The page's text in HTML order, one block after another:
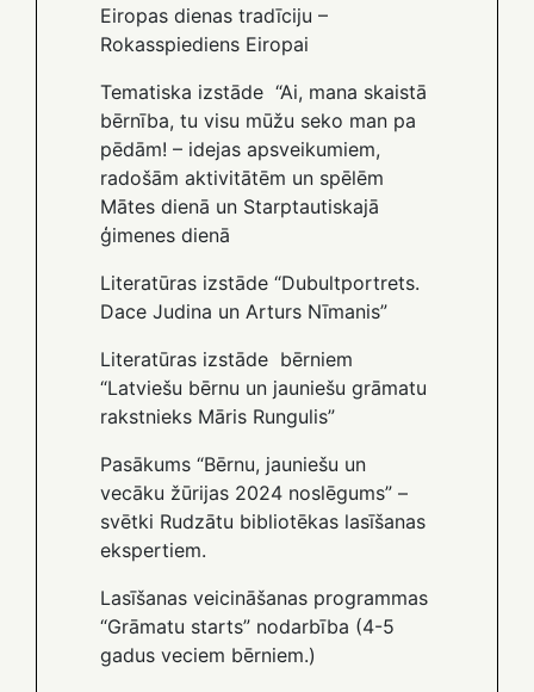
Eiropas dienas tradīciju –
Rokasspiediens Eiropai
Tematiska izstāde “Ai, mana skaistā
bērnība, tu visu mūžu seko man pa
pēdām! – idejas apsveikumiem,
radošām aktivitātēm un spēlēm
Mātes dienā un Starptautiskajā
ģimenes dienā
Literatūras izstāde “Dubultportrets.
Dace Judina un Arturs Nīmanis”
Literatūras izstāde bērniem
“Latviešu bērnu un jauniešu grāmatu
rakstnieks Māris Rungulis”
Pasākums “Bērnu, jauniešu un
vecāku žūrijas 2024 noslēgums” –
svētki Rudzātu bibliotēkas lasīšanas
ekspertiem.
Lasīšanas veicināšanas programmas
“Grāmatu starts” nodarbība (4-5
gadus veciem bērniem.)